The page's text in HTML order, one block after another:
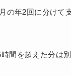
の年2回に分けて
間を超えた分は別